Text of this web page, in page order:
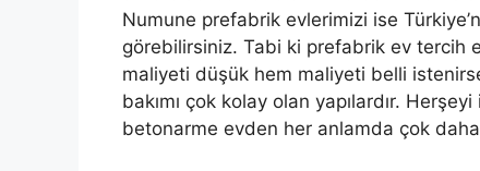
Numune prefabrik evlerimizi ise
görebilirsiniz. Tabi ki prefabrik ev tercih
maliyeti düşük hem maliyeti belli
bakımı çok kolay olan yapılardır.
betonarme evden her anlamda çok